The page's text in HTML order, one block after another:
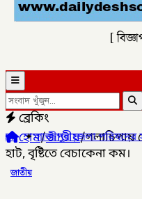
[
ব্রেকিং
সাবেক চেয়ারম্যান ও
হোম/জাতীয়/গলাচিপায়
হাট, বৃষ্টিতে বেচাকেনা কম।
জাতীয়